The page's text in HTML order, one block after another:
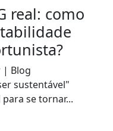
real: como
| Blog
sustentável"
se tornar...